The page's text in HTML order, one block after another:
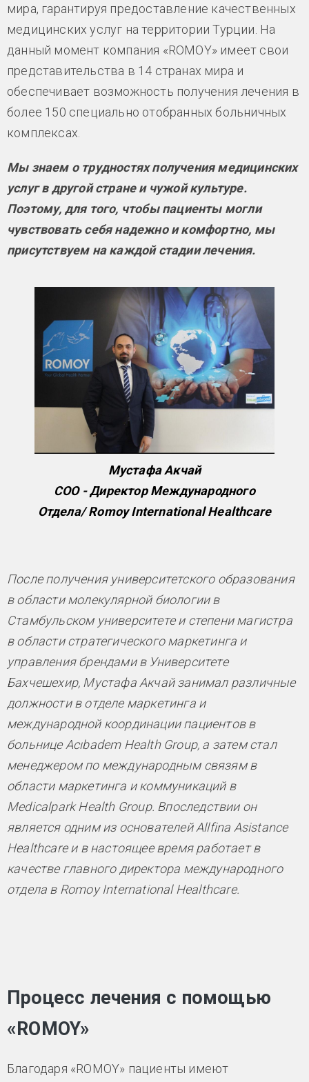
мира, гарантируя предоставление качественных
медицинских услуг на территории Турции. На
данный момент компания «ROMOY» имеет свои
представительства в 14 странах мира и
обеспечивает возможность получения лечения в
более 150 специально отобранных больничных
комплексах.
Мы знаем о трудностях получения медицинских
услуг в другой стране и чужой культуре.
Поэтому, для того, чтобы пациенты могли
чувствовать себя надежно и комфортно, мы
присутствуем на каждой стадии лечения.
Мустафа Акчай
COO - Директор Международного
Отдела/ Romoy International Healthcare
После получения университетского образования
в области молекулярной биологии в
Стамбульском университете и степени магистра
в области стратегического маркетинга и
управления брендами в Университете
Бахчешехир, Мустафа Акчай занимал различные
должности в отделе маркетинга и
международной координации пациентов в
больнице Acıbadem Health Group, а затем стал
менеджером по международным связям в
области маркетинга и коммуникаций в
Medicalpark Health Group. Впоследствии он
является одним из основателей Allfina Asistance
Healthcare и в настоящее время работает в
качестве главного директора международного
отдела в Romoy International Healthcare.
Процесс лечения с помощью
«ROMOY»
Благодаря «ROMOY» пациенты имеют